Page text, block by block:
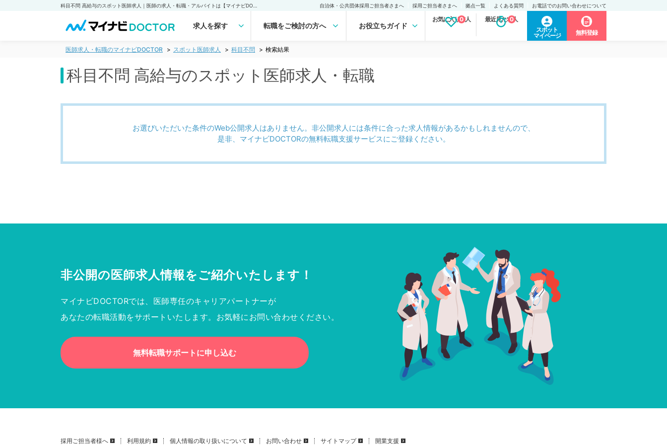
自治体・公共団体採用ご担当者さまへ 採用ご担当者さまへ 拠点一覧 よくある質問 お電話でのお問い合わせについて
求人を探す 転職をご検討の方へ お役立ちガイド
お気に入り求人
0 最近見た求人
0
スポット
マイページ
無料登録
医師求人・転職のマイナビDOCTOR スポット医師求人 科目不問 検索結果
科目不問 高給与のスポット医師求人・転職
お選びいただいた条件のWeb公開求人はありません。非公開求人には条件に合った求人情報があるかもしれませんので、
是非、マイナビDOCTORの無料転職支援サービスにご登録ください。
非公開の医師求人情報をご紹介いたします！
マイナビDOCTORでは、医師専任のキャリアパートナーが
あなたの転職活動をサポートいたします。お気軽にお問い合わせください。
無料転職サポートに申し込む
採用ご担当者様へ 利用規約 個人情報の取り扱いについて お問い合わせ サイトマップ 開業支援